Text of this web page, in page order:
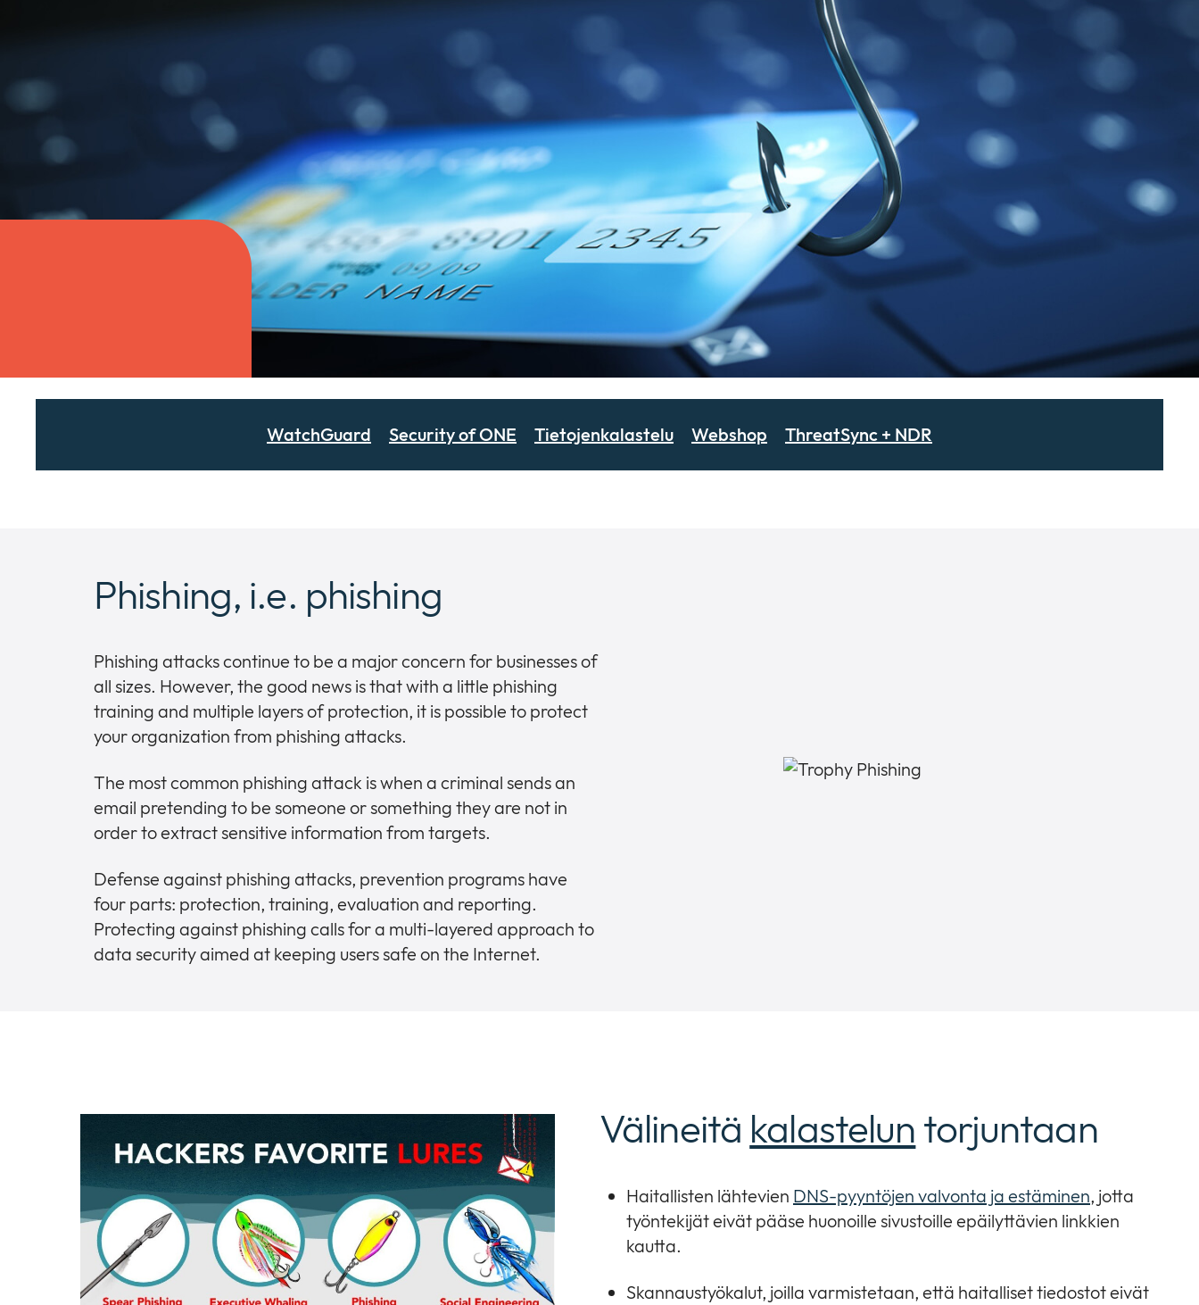
WatchGuard Security of ONE Tietojenkalastelu Webshop ThreatSync + NDR
Phishing, i.e. phishing
Phishing attacks continue to be a major concern for businesses of
all sizes. However, the good news is that with a little phishing
training and multiple layers of protection, it is possible to protect
your organization from phishing attacks.
The most common phishing attack is when a criminal sends an
email pretending to be someone or something they are not in
order to extract sensitive information from targets.
Defense against phishing attacks, prevention programs have
four parts: protection, training, evaluation and reporting.
Protecting against phishing calls for a multi-layered approach to
data security aimed at keeping users safe on the Internet.
Välineitä kalastelun torjuntaan
Haitallisten lähtevien DNS-pyyntöjen valvonta ja estäminen, jotta
työntekijät eivät pääse huonoille sivustoille epäilyttävien linkkien
kautta.
Skannaustyökalut, joilla varmistetaan, että haitalliset tiedostot eivät